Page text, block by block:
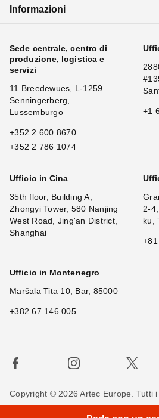
Informazioni
Sede centrale, centro di
produzione, logistica e
servizi
11 Breedewues, L-1259
Senningerberg,
Lussemburgo
+352 2 600 8670
+352 2 786 1074
+1
Ufficio in Cina
35th floor, Building A,
Zhongyi Tower, 580 Nanjing
West Road, Jing'an District,
Shanghai
2-
ku,
Ufficio in Montenegro
Maršala Tita 10, Bar, 85000
+382 67 146 005
Copyright © 2026 Artec Europe. Tutti i